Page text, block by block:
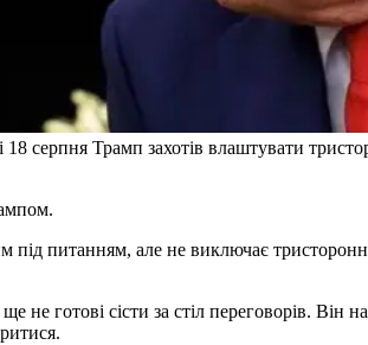
серпня Трамп захотів влаштувати
питанням, але не виключає
готові сісти за стіл переговорів. Він